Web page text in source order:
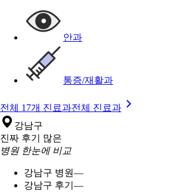
안과
통증/재활과
전체 17개 진료과전체 진료과
강남구
진짜 후기 많은
병원 한눈에 비교
강남구 병원—
강남구 후기 —